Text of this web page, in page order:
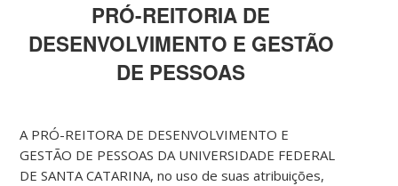
PRÓ-REITORIA DE
DESENVOLVIMENTO E GESTÃO
DE PESSOAS
A PRÓ-REITORA DE DESENVOLVIMENTO E
GESTÃO DE PESSOAS DA UNIVERSIDADE FEDERAL
DE SANTA CATARINA, no uso de suas atribuições,